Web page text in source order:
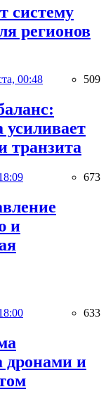
систему
регионов
00:48 509
усиливает
транзита
673
и
633
дронами и